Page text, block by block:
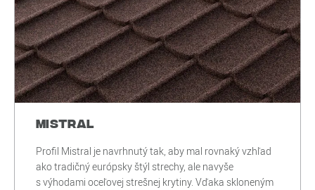
Mistral
Profil Mistral je navrhnutý tak, aby mal rovnaký vzhľad
ako tradičný európsky štýl strechy, ale navyše
s výhodami oceľovej strešnej krytiny. Vďaka skloneným